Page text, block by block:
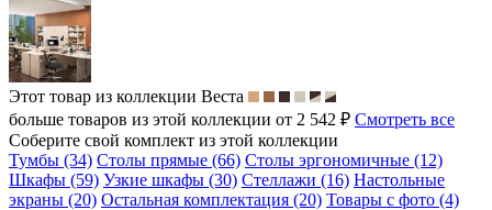
Этот товар из коллекции Веста
больше товаров из этой коллекции от 2 542 ₽ Смотреть все
Соберите свой комплект из этой коллекции
Тумбы (34) Столы прямые (66) Столы эргономичные (12)
Шкафы (59) Узкие шкафы (30) Стеллажи (16) Настольные
экраны (20) Остальная комплектация (20) Товары с фото (4)